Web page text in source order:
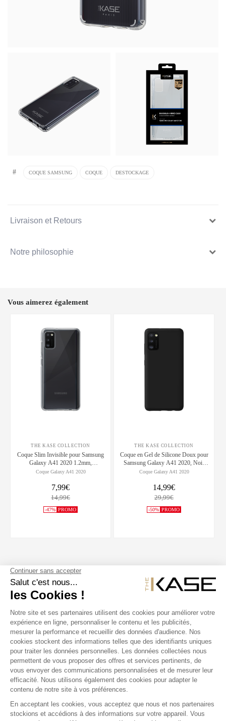
# COQUE SAMSUNG COQUE DESTOCKAGE
Livraison et Retours
Notre philosophie
Vous aimerez également
THE KASE COLLECTION
Coque Slim Invisible pour Samsung
Galaxy A41 2020 1.2mm,
Transparent
Coque Galaxy A41 2020
7,99€
14,99€
-47% PROMO
THE KASE COLLECTION
Coque en Gel de Silicone Doux pour
Samsung Galaxy A41 2020, Noir
satin
Coque Galaxy A41 2020
14,99€
29,99€
-50% PROMO
NOS PRODUITS
THE KASE